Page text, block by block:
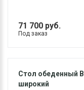
71 700 руб.
Под заказ
Стол обеденный
широкий